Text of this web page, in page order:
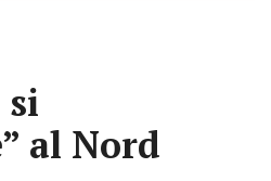
al Nord